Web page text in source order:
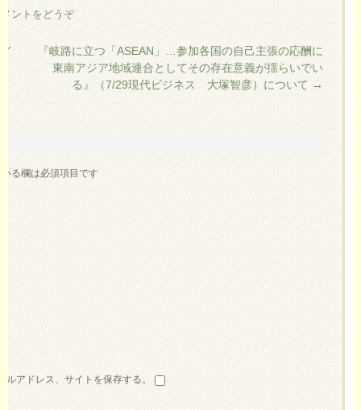
ントをどうぞ
『岐路に立つ「ASEAN」…参加各国の自己主張の応酬に
東南アジア地域連合としてその存在意義が揺らいでい
る』（7/29現代ビジネス 大塚智彦）について →
る欄は必須項目です
アドレス、サイトを保存する。